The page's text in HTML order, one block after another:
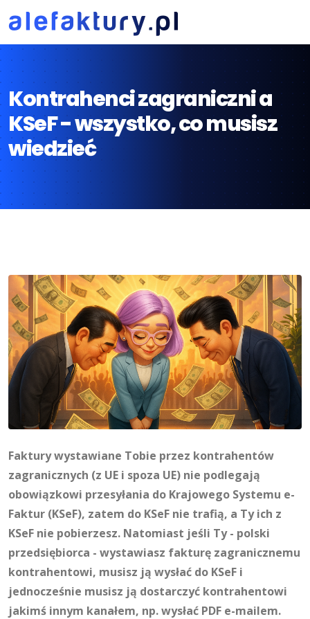
Kontrahenci zagraniczni a
KSeF - wszystko, co musisz
wiedzieć
Faktury wystawiane Tobie przez kontrahentów
zagranicznych (z UE i spoza UE) nie podlegają
obowiązkowi przesyłania do Krajowego Systemu e-
Faktur (KSeF), zatem do KSeF nie trafią, a Ty ich z
KSeF nie pobierzesz. Natomiast jeśli Ty - polski
przedsiębiorca - wystawiasz fakturę zagranicznemu
kontrahentowi, musisz ją wysłać do KSeF i
jednocześnie musisz ją dostarczyć kontrahentowi
jakimś innym kanałem, np. wysłać PDF e-mailem.